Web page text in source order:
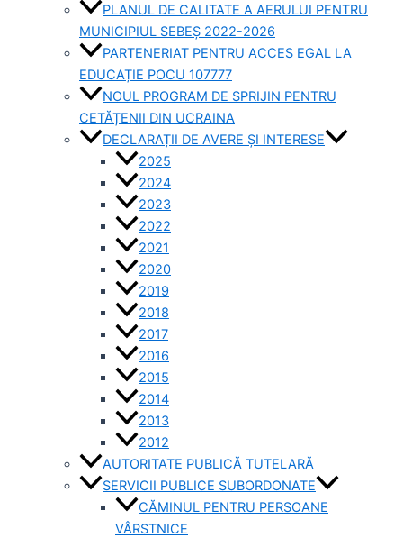
PLANUL DE CALITATE A AERULUI PENTRU
MUNICIPIUL SEBEȘ 2022-2026
PARTENERIAT PENTRU ACCES EGAL LA
EDUCAȚIE POCU 107777
NOUL PROGRAM DE SPRIJIN PENTRU
CETĂȚENII DIN UCRAINA
DECLARAȚII DE AVERE ȘI INTERESE
2025
2024
2023
2022
2021
2020
2019
2018
2017
2016
2015
2014
2013
2012
AUTORITATE PUBLICĂ TUTELARĂ
SERVICII PUBLICE SUBORDONATE
CĂMINUL PENTRU PERSOANE
VÂRSTNICE